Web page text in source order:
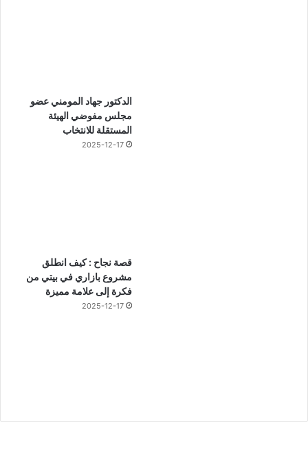
الدكتور جهاد المومني عضو
مجلس مفوضي الهيئة
المستقلة للانتخاب
2025-12-17
قصة نجاح : كيف انطلق
مشروع بازاري في بيتي من
فكرة إلى علامة مميزة
2025-12-17